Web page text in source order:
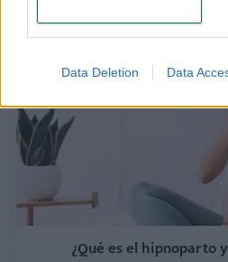
Data Deletion Data
¿Qué es el hipnoparto